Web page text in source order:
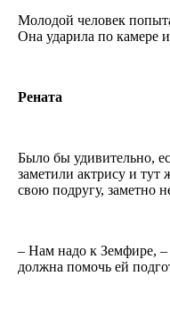
Молодой человек
Она ударила по камере
Рената
Было бы удивительно,
заметили актрису и
свою подругу, заметно
– Нам надо к Земфире,
должна помочь ей